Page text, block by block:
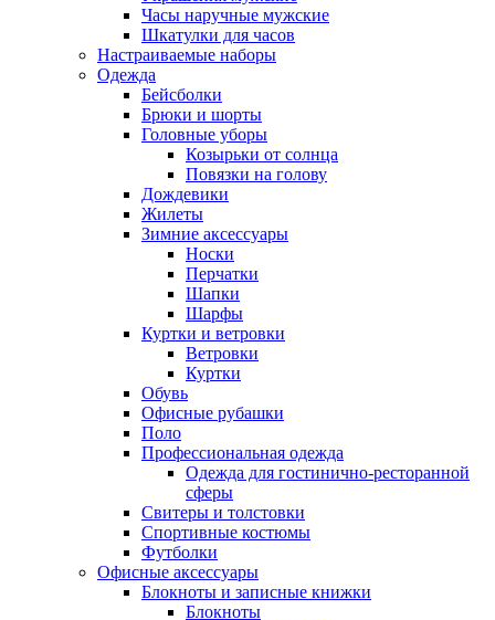
Часы наручные мужские
Шкатулки для часов
Настраиваемые наборы
Одежда
Бейсболки
Брюки и шорты
Головные уборы
Козырьки от солнца
Повязки на голову
Дождевики
Жилеты
Зимние аксессуары
Носки
Перчатки
Шапки
Шарфы
Куртки и ветровки
Ветровки
Куртки
Обувь
Офисные рубашки
Поло
Профессиональная одежда
Одежда для гостинично-ресторанной
сферы
Свитеры и толстовки
Спортивные костюмы
Футболки
Офисные аксессуары
Блокноты и записные книжки
Блокноты